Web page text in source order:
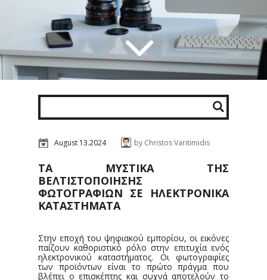
August 13.2024 by Christos Varitimidis
ΤΑ ΜΥΣΤΙΚΆ ΤΗΣ
ΒΕΛΤΙΣΤΟΠΟΊΗΣΗΣ
ΦΩΤΟΓΡΑΦΙΏΝ ΣΕ ΗΛΕΚΤΡΟΝΙΚΆ
ΚΑΤΑΣΤΉΜΑΤΑ
Στην εποχή του ψηφιακού εμπορίου, οι εικόνες
παίζουν καθοριστικό ρόλο στην επιτυχία ενός
ηλεκτρονικού καταστήματος. Οι φωτογραφίες
των προϊόντων είναι το πρώτο πράγμα που
βλέπει ο επισκέπτης και συχνά αποτελούν το